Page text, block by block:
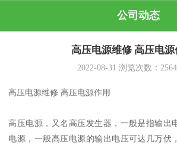
公司动态
高压电源维修 高压电源
2022-08-31 浏览次数：
高压电源维修 高压电源作用
高压电源，又名高压发生器，一般是指输出
电源，一般高压电源的输出电压可达几万伏